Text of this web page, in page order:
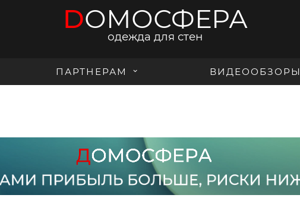
DОМОСФЕРА
одежда для стен
ПАРТНЕРАМ ВИДЕООБЗОРЫ